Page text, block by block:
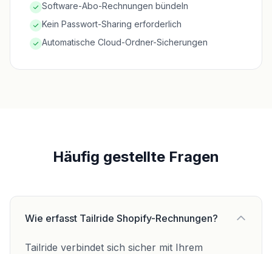
Software-Abo-Rechnungen bündeln
Kein Passwort-Sharing erforderlich
Automatische Cloud-Ordner-Sicherungen
Häufig gestellte Fragen
Wie erfasst Tailride Shopify-Rechnungen?
Tailride verbindet sich sicher mit Ihrem